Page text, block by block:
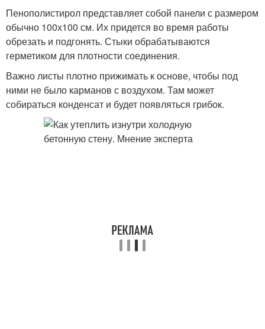
Пенополистирол представляет собой панели с размером
обычно 100х100 см. Их придется во время работы
обрезать и подгонять. Стыки обрабатываются
герметиком для плотности соединения.
Важно листы плотно прижимать к основе, чтобы под
ними не было карманов с воздухом. Там может
собираться конденсат и будет появляться грибок.